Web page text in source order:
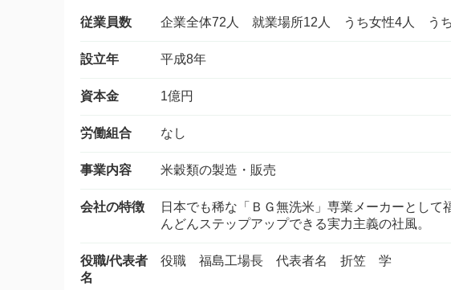
従業員数 企業全体72人 就業場所12人 うち女性4人 うち
設立年 平成8年
資本金 1億円
労働組合 なし
事業内容 米穀類の製造・販売
会社の特徴
日本でも稀な「ＢＧ無洗米」専業メーカーとし
んどんステップアップできる実力主義の社風。
役職/代表者
名
役職 福島工場長 代表者名 折笠 学